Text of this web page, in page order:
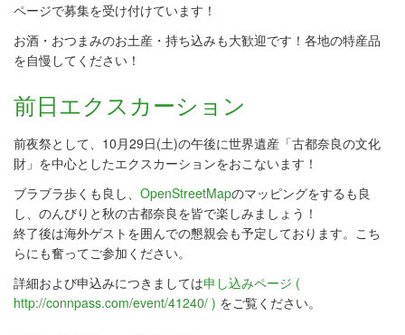
ページで募集を受け付けています！
お酒・おつまみのお土産・持ち込みも大歓迎です！各地の特産品
を自慢してください！
前日エクスカーション
前夜祭として、10月29日(土)の午後に世界遺産「古都奈良の文化
財」を中心としたエクスカーションをおこないます！
ブラブラ歩くも良し、 OpenStreetMapのマッピングをするも良
し、のんびりと秋の古都奈良を皆で楽しみましょう！
終了後は海外ゲストを囲んでの懇親会も予定しております。こち
らにも奮ってご参加ください。
詳細および申込みにつきましては申し込みページ (
http://connpass.com/event/41240/ ) をご覧ください。